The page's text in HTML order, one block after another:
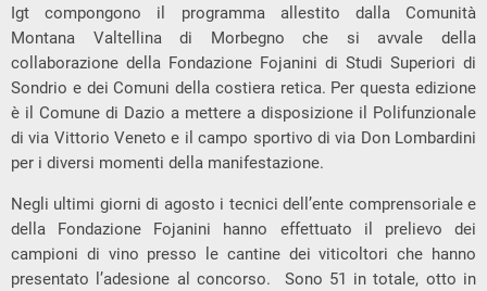
Igt compongono il programma allestito dalla Comunità
Montana Valtellina di Morbegno che si avvale della
collaborazione della Fondazione Fojanini di Studi Superiori di
Sondrio e dei Comuni della costiera retica. Per questa edizione
è il Comune di Dazio a mettere a disposizione il Polifunzionale
di via Vittorio Veneto e il campo sportivo di via Don Lombardini
per i diversi momenti della manifestazione.
Negli ultimi giorni di agosto i tecnici dell’ente comprensoriale e
della Fondazione Fojanini hanno effettuato il prelievo dei
campioni di vino presso le cantine dei viticoltori che hanno
presentato l’adesione al concorso.
Sono 51 in totale, otto in